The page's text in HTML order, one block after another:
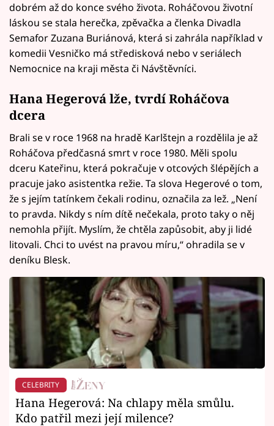
dobrém až do konce svého života. Roháčovou životní
láskou se stala herečka, zpěvačka a členka Divadla
Semafor Zuzana Buriánová, která si zahrála například v
komedii Vesničko má středisková nebo v seriálech
Nemocnice na kraji města či Návštěvníci.
Hana Hegerová lže, tvrdí Roháčova
dcera
Brali se v roce 1968 na hradě Karlštejn a rozdělila je až
Roháčova předčasná smrt v roce 1980. Měli spolu
dceru Kateřinu, která pokračuje v otcových šlépějích a
pracuje jako asistentka režie. Ta slova Hegerové o tom,
že s jejím tatínkem čekali rodinu, označila za lež. „Není
to pravda. Nikdy s ním dítě nečekala, proto taky o něj
nemohla přijít. Myslím, že chtěla zapůsobit, aby ji lidé
litovali. Chci to uvést na pravou míru,“ ohradila se v
deníku Blesk.
CELEBRITY
Hana Hegerová: Na chlapy měla smůlu.
Kdo patřil mezi její milence?